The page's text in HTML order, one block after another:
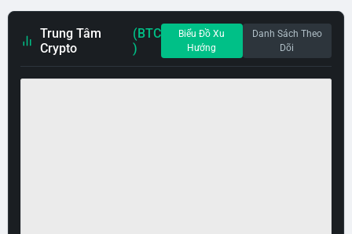
Trung Tâm
Crypto
(BTC
)
Biểu Đồ Xu
Hướng
Danh Sách Theo
Dõi